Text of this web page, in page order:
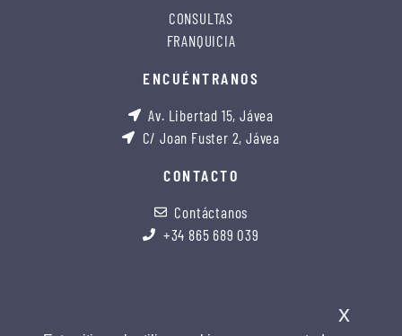
CONSULTAS
FRANQUICIA
ENCUÉNTRANOS
Av. Libertad 15, Jávea
C/ Joan Fuster 2, Jávea
CONTACTO
Contáctanos
+34 865 689 039
x